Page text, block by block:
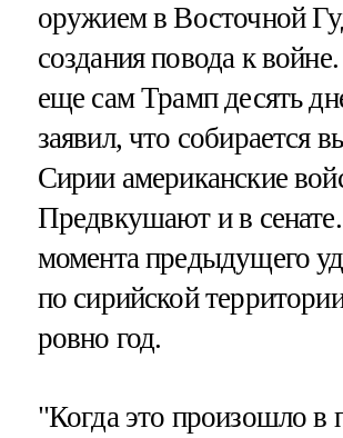
оружием в Восточной
создания повода к
еще сам Трамп десять
заявил, что собирается
Сирии американские
Предвкушают и в
момента предыдущего
по сирийской
ровно год.
"Когда это произошло